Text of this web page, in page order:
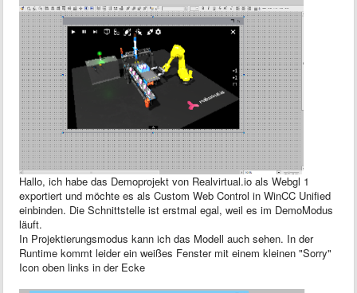
Hallo, ich habe das Demoprojekt von Realvirtual.io als Webgl 1
exportiert und möchte es als Custom Web Control in WinCC Unified
einbinden. Die Schnittstelle ist erstmal egal, weil es im DemoModus
läuft.
In Projektierungsmodus kann ich das Modell auch sehen. In der
Runtime kommt leider ein weißes Fenster mit einem kleinen "Sorry"
Icon oben links in der Ecke